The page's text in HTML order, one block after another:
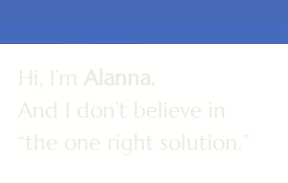
Hi, I’m Alanna.
And I don’t believe in
“the one right solution.”